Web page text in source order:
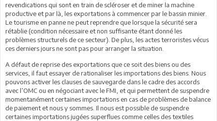
revendications qui sont en train de scléroser et de miner la machine
productive et par là, les exportations à commencer par le bassin minier.
Le tourisme en panne ne peut reprendre que lorsque la sécurité sera
rétablie (condition nécessaire et non suffisante étant donné les
problèmes structurels de ce secteur). De plus, les actes terroristes vécus
ces derniers jours ne sont pas pour arranger la situation.
A défaut de reprise des exportations que ce soit des biens ou des
services, il faut essayer de rationaliser les importations des biens. Nous
pouvons activer les clauses de sauvegarde dans le cadre des accords
avec l’OMC ou en négociant avec le FMI, et qui permettent de suspendre
momentanément certaines importations en cas de problèmes de balance
de paiement et nous y sommes. Il nous est possible de suspendre
certaines importations jugées superflues comme celles des textiles